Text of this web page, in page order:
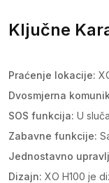
Ključne
Praćenje lokacije:
Dvosmjerna
SOS funkcija: U
Zabavne funkcije:
Jednostavno
Dizajn: XO H100 je